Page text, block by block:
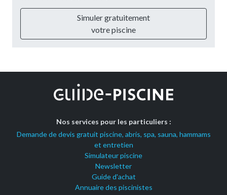
Simuler gratuitement
votre piscine
Nos services pour les particuliers :
Demande de devis gratuit piscine, abris, spa, sauna, hammams
et entretien
Simulateur piscine
Newsletter
Guide d'achat
Annuaire des piscinistes